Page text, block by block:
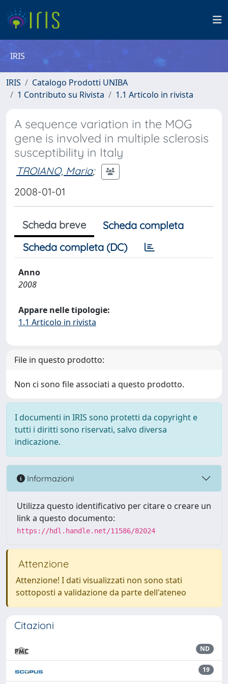
IRIS
IRIS
Catalogo Prodotti UNIBA
1 Contributo su Rivista
1.1 Articolo in rivista
A sequence variation in the MOG
gene is involved in multiple sclerosis
susceptibility in Italy
TROIANO, Maria;
2008-01-01
Scheda breve
Scheda completa
Scheda completa (DC)
Anno
2008
Appare nelle tipologie:
1.1 Articolo in rivista
File in questo prodotto:
Non ci sono file associati a questo prodotto.
I documenti in IRIS sono protetti da copyright e
tutti i diritti sono riservati, salvo diversa
indicazione.
Informazioni
Utilizza questo identificativo per citare o creare un
link a questo documento:
https://hdl.handle.net/11586/82024
Attenzione
Attenzione! I dati visualizzati non sono stati
sottoposti a validazione da parte dell'ateneo
Citazioni
ND
19